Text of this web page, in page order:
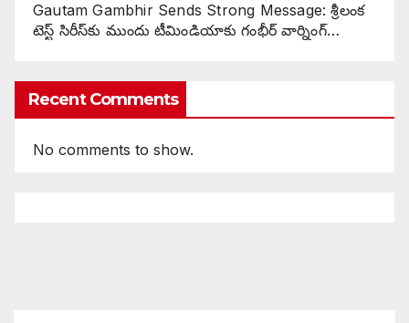
Gautam Gambhir Sends Strong Message: శ్రీలంక
టెస్ట్ సిరీస్‌కు ముందు టీమిండియాకు గంభీర్ వార్నింగ్…
Recent Comments
No comments to show.